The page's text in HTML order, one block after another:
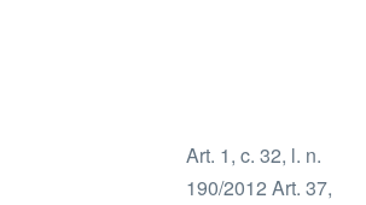
Art. 1, c. 32, l. n.
190/2012 Art. 37,